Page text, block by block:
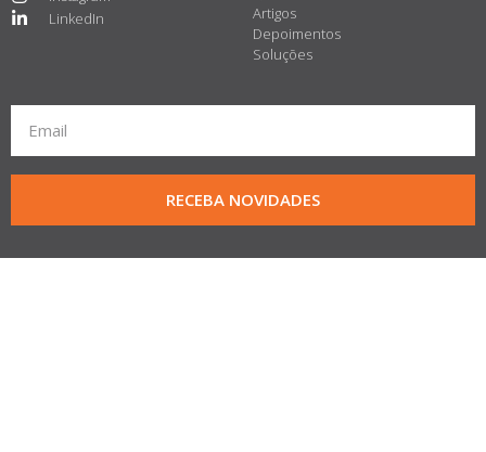
LinkedIn
Artigos
Depoimentos
Soluções
RECEBA NOVIDADES